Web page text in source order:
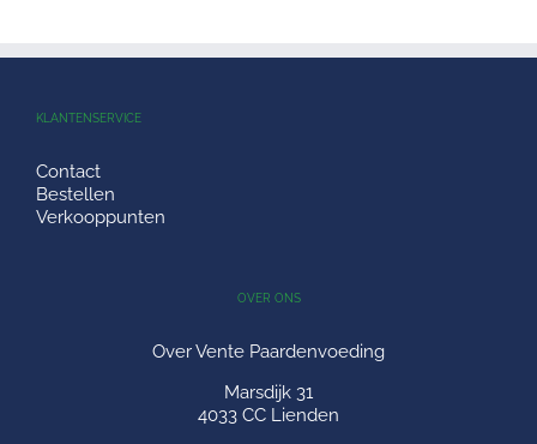
KLANTENSERVICE
Contact
Bestellen
Verkooppunten
OVER ONS
Over Vente Paardenvoeding
Marsdijk 31
4033 CC Lienden